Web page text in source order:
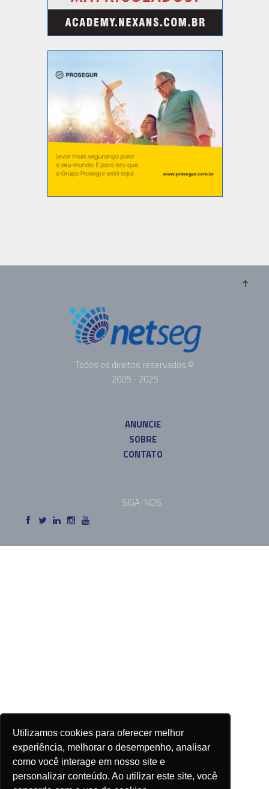
Utilizamos cookies para oferecer melhor
experiência, melhorar o desempenho, analisar
como você interage em nosso site e
personalizar conteúdo. Ao utilizar este site, você
Todos os direitos reservados ©
2005 - 2025
ANUNCIE
SOBRE
CONTATO
SIGA-NOS